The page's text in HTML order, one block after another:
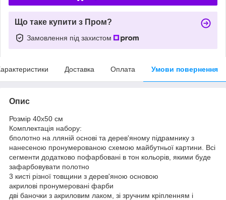
Що таке купити з Пром?
Замовлення під захистом
Доставка Оплата Умови повернення
Опис
Розмір 40x50 см
Комплектація набору:
бполотно на лляній основі та дерев'яному підрамнику з
нанесеною пронумерованою схемою майбутньої картини. Всі
сегменти додатково пофарбовані в тон кольорів, якими буде
зафарбовувати полотно
3 кисті різної товщини з дерев'яною основою
акрилові пронумеровані фарби
дві баночки з акриловим лаком, зі зручним кріпленням і